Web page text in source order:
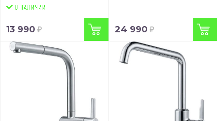
13 990 24 990